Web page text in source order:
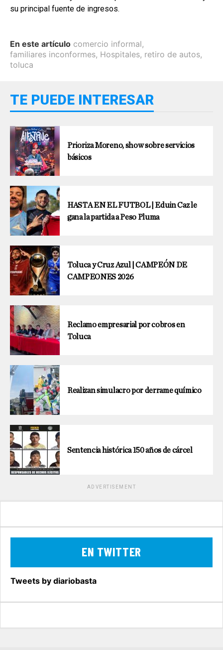
su principal fuente de ingresos.
En este artículo comercio informal,
familiares inconformes, Hospitales, retiro de autos,
toluca
TE PUEDE INTERESAR
Prioriza Moreno, show sobre servicios
básicos
HASTA EN EL FUTBOL | Eduin Caz le
gana la partida a Peso Pluma
Toluca y Cruz Azul | CAMPEÓN DE
CAMPEONES 2026
Reclamo empresarial por cobros en
Toluca
Realizan simulacro por derrame químico
Sentencia histórica 150 años de cárcel
ADVERTISEMENT
EN TWITTER
Tweets by diariobasta